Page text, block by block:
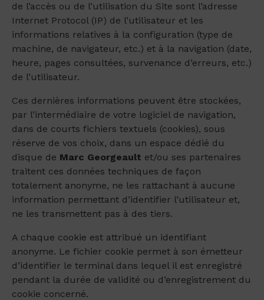
de l’accès ou de l’utilisation du Site sont l’adresse
Internet Protocol (IP) de l’utilisateur et les
informations relatives à la configuration (type de
machine, de navigateur, etc.) et à la navigation (date,
heure, pages consultées, survenance d’erreurs, etc.)
de l’utilisateur.
Ces dernières informations peuvent être stockées,
par l’intermédiaire de votre logiciel de navigation,
dans de courts fichiers textuels (cookies), sous
réserve de vos choix, dans un espace dédié du
disque de Marc Georgeault et/ou ses partenaires
traitent ces données techniques de façon
totalement anonyme, ne les rattachant à aucune
information permettant d’identifier l’utilisateur et,
ne les transmettent pas à des tiers.
A chaque cookie est attribué un identifiant
anonyme. Le fichier cookie permet à son émetteur
d’identifier le terminal dans lequel il est enregistré
pendant la durée de validité ou d’enregistrement du
cookie concerné.